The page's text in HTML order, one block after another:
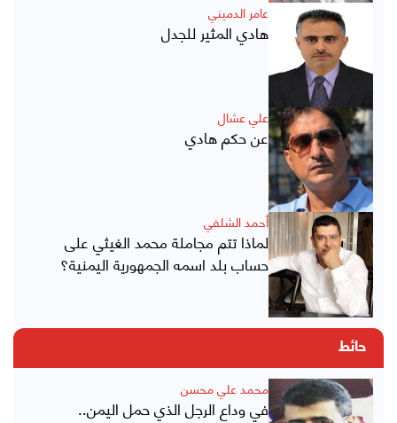
عامر الدميني
هادي المثير للجدل
علي عشال
عن حكم هادي
أحمد الشلفي
لماذا تتم مجاملة محمد الغيثي على
حساب بلد اسمه الجمهورية اليمنية؟
حائط
محمد علي محسن
في وداع الرجل الذي حمل اليمن..